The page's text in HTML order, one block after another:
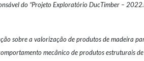
do “Projeto Exploratório DucTimber –
sobre a valorização de produtos de madeira
mecânico de produtos estruturais